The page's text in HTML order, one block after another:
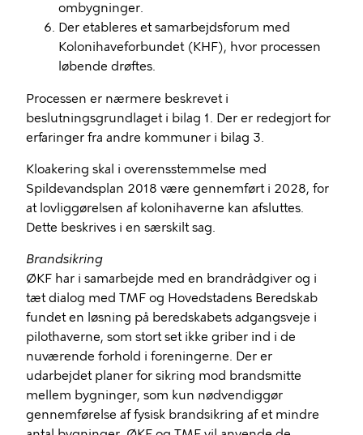
ombygninger.
Der etableres et samarbejdsforum med
Kolonihaveforbundet (KHF), hvor processen
løbende drøftes.
Processen er nærmere beskrevet i
beslutningsgrundlaget i bilag 1. Der er redegjort for
erfaringer fra andre kommuner i bilag 3.
Kloakering skal i overensstemmelse med
Spildevandsplan 2018 være gennemført i 2028, for
at lovliggørelsen af kolonihaverne kan afsluttes.
Dette beskrives i en særskilt sag.
Brandsikring
ØKF har i samarbejde med en brandrådgiver og i
tæt dialog med TMF og Hovedstadens Beredskab
fundet en løsning på beredskabets adgangsveje i
pilothaverne, som stort set ikke griber ind i de
nuværende forhold i foreningerne. Der er
udarbejdet planer for sikring mod brandsmitte
mellem bygninger, som kun nødvendiggør
gennemførelse af fysisk brandsikring af et mindre